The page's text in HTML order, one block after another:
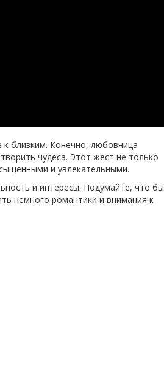
к близким. Конечно, любовница
чудеса. Этот жест не только
и увлекательными.
и интересы. Подумайте, что бы
немного романтики и внимания к